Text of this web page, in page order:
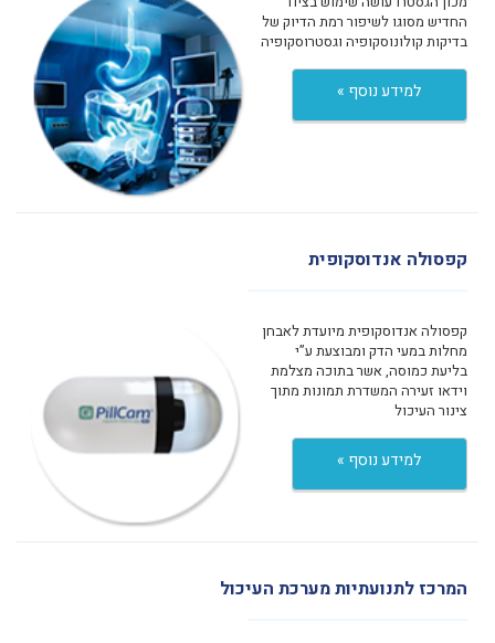
החדיש מסוגו לשיפור רמת הדיוק של
בדיקות קולונוסקופיה וגסטרוסקופיה
למידע נוסף »
קפסולה אנדוסקופית
קפסולה אנדוסקופית מיועדת לאבחן
מחלות במעי הדק ומבוצעת ע”י
בליעת כמוסה, אשר בתוכה מצלמת
וידאו זעירה המשדרת תמונות מתוך
צינור העיכול
למידע נוסף »
המרכז לתנועתיות מערכת העיכול